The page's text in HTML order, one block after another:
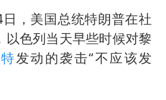
胡塞武装袭扰红海航运行动升级
郑国霖回应去景区上班被保安拦下
80后女柜员逆袭成4200亿银行副行长
，美国总统特朗普在社
以色列当天早些时候对黎
发动的袭击“不应该发